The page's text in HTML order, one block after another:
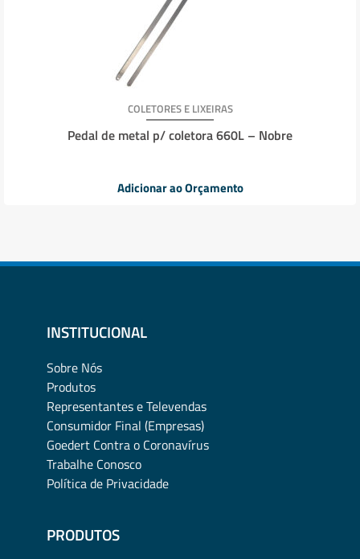
COLETORES E LIXEIRAS
Pedal de metal p/ coletora 660L – Nobre
Adicionar ao Orçamento
INSTITUCIONAL
Sobre Nós
Produtos
Representantes e Televendas
Consumidor Final (Empresas)
Goedert Contra o Coronavírus
Trabalhe Conosco
Política de Privacidade
PRODUTOS